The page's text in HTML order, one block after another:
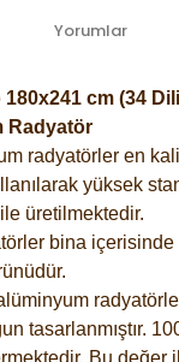
Yorumlar
cm (34
Radyatör
radyatörler en
yüksek
üretilmektedir.
bina içerisinde
tasarlanmıştır.
Bu değer